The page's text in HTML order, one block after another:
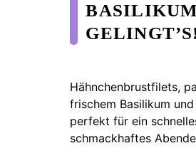
GELINGT’S!
Hähnchenbrustfilets,
frischem Basilikum und
perfekt für ein
schmackhaftes